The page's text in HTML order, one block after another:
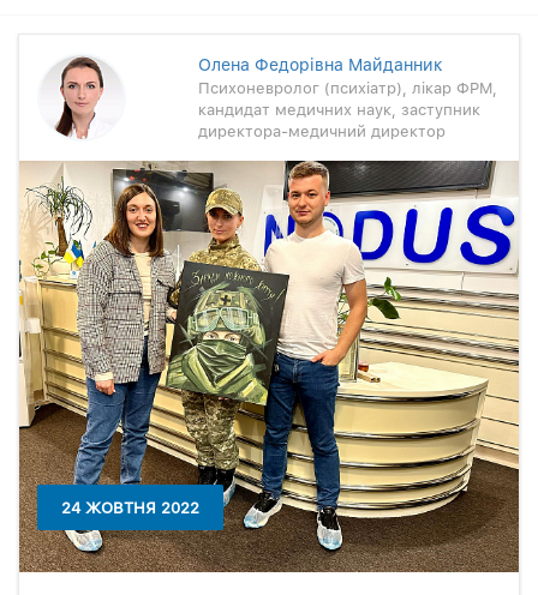
Олена Федорівна Майданник
Психоневролог (психіатр), лікар ФРМ,
кандидат медичних наук, заступник
директора-медичний директор
24 ЖОВТНЯ 2022